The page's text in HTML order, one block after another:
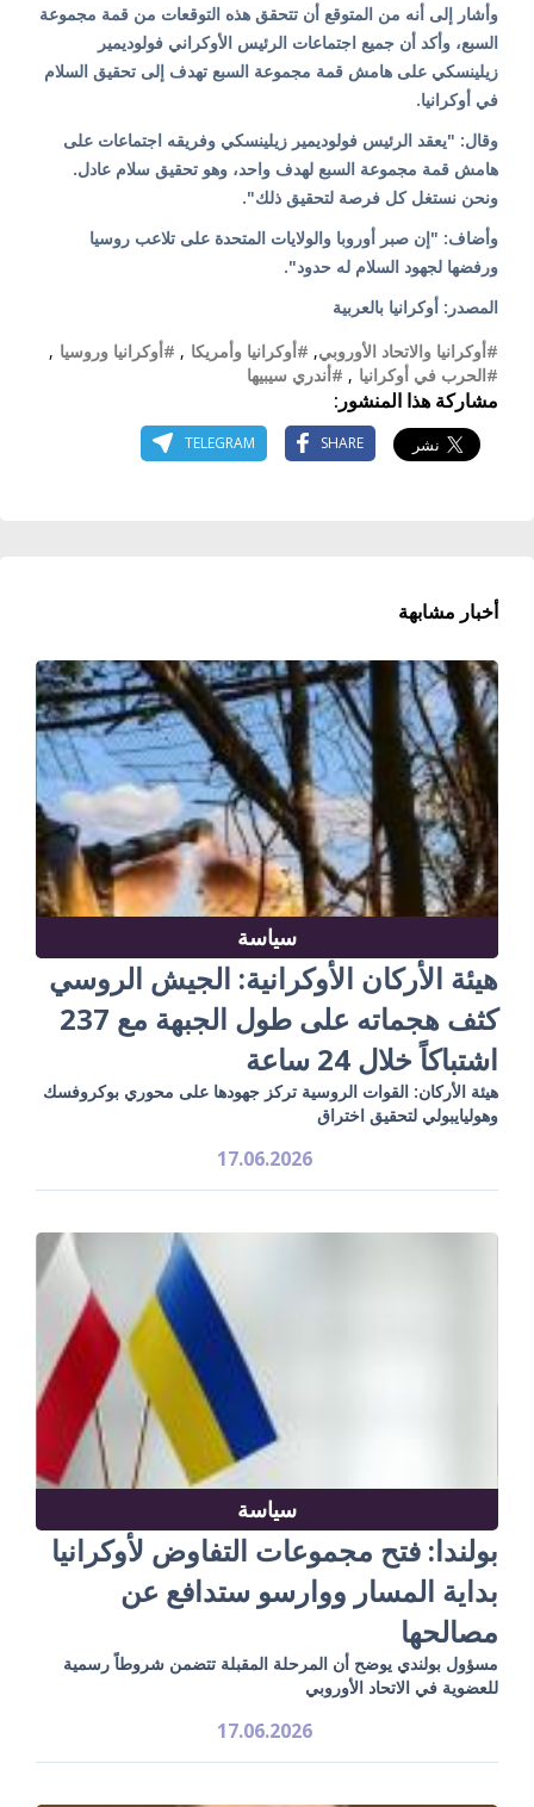
وأشار إلى أنه من المتوقع أن تتحقق هذه التوقعات من قمة مجموعة
السبع، وأكد أن جميع اجتماعات الرئيس الأوكراني فولوديمير
زيلينسكي على هامش قمة مجموعة السبع تهدف إلى تحقيق السلام
في أوكرانيا.
وقال: "يعقد الرئيس فولوديمير زيلينسكي وفريقه اجتماعات على
هامش قمة مجموعة السبع لهدف واحد، وهو تحقيق سلام عادل.
ونحن نستغل كل فرصة لتحقيق ذلك".
وأضاف: "إن صبر أوروبا والولايات المتحدة على تلاعب روسيا
ورفضها لجهود السلام له حدود".
المصدر: أوكرانيا بالعربية
#أوكرانيا والاتحاد الأوروبي, #أوكرانيا وأمريكا , #أوكرانيا وروسيا ,
#الحرب في أوكرانيا , #أندري سيبيها
مشاركة هذا المنشور:
SHARE
TELEGRAM
أخبار مشابهة
سياسة
هيئة الأركان الأوكرانية: الجيش الروسي
كثف هجماته على طول الجبهة مع 237
اشتباكاً خلال 24 ساعة
هيئة الأركان: القوات الروسية تركز جهودها على محوري بوكروفسك
وهوليايبولي لتحقيق اختراق
17.06.2026
سياسة
بولندا: فتح مجموعات التفاوض لأوكرانيا
بداية المسار ووارسو ستدافع عن
مصالحها
مسؤول بولندي يوضح أن المرحلة المقبلة تتضمن شروطاً رسمية
للعضوية في الاتحاد الأوروبي
17.06.2026